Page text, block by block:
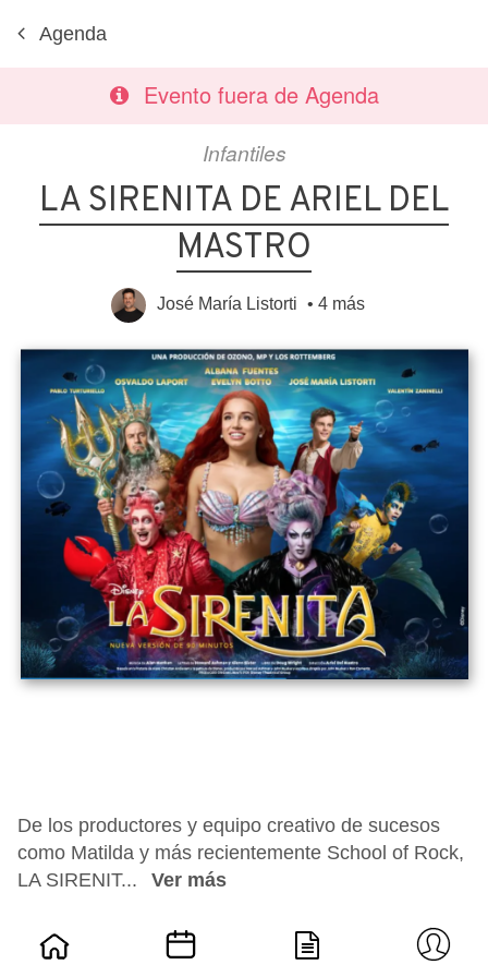
Agenda
Evento fuera de Agenda
Infantiles
LA SIRENITA DE ARIEL DEL
MASTRO
José María Listorti • 4 más
De los productores y equipo creativo de sucesos
como Matilda y más recientemente School of Rock,
LA SIRENIT...
Ver más